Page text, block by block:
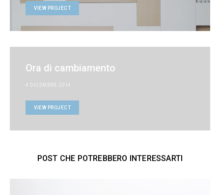
VIEW PROJECT
Ora di cambiamento
4 DICEMBRE 2014
VIEW PROJECT
POST CHE POTREBBERO INTERESSARTI